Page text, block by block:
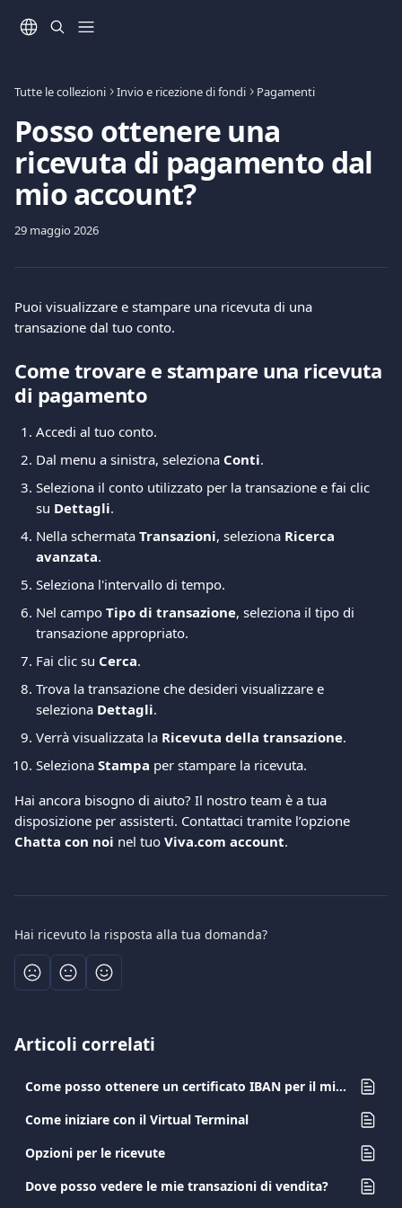
Tutte le collezioni Invio e ricezione di fondi Pagamenti
Posso ottenere una
ricevuta di pagamento dal
mio account?
29 maggio 2026
Puoi visualizzare e stampare una ricevuta di una
transazione dal tuo conto.
Come trovare e stampare una ricevuta
di pagamento
Accedi al tuo conto.
Dal menu a sinistra, seleziona Conti.
Seleziona il conto utilizzato per la transazione e fai clic
su Dettagli.
Nella schermata Transazioni, seleziona Ricerca
avanzata.
Seleziona l'intervallo di tempo.
Nel campo Tipo di transazione, seleziona il tipo di
transazione appropriato.
Fai clic su Cerca.
Trova la transazione che desideri visualizzare e
seleziona Dettagli.
Verrà visualizzata la Ricevuta della transazione.
Seleziona Stampa per stampare la ricevuta.
Hai ancora bisogno di aiuto? Il nostro team è a tua
disposizione per assisterti. Contattaci tramite l’opzione
Chatta con noi nel tuo Viva.com account.
Hai ricevuto la risposta alla tua domanda?
Articoli correlati
Come posso ottenere un certificato IBAN per il mio conto Viva.com?
Come iniziare con il Virtual Terminal
Opzioni per le ricevute
Dove posso vedere le mie transazioni di vendita?